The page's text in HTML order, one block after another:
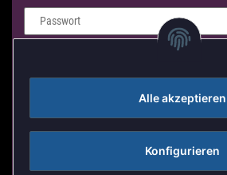
Alle akzeptieren
Konfigurieren
Passwort
Neu hier?Jetzt registrieren!